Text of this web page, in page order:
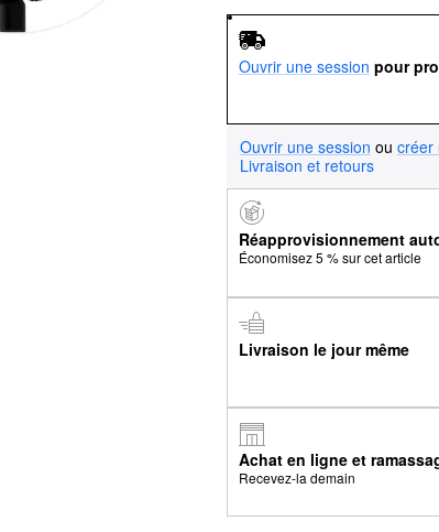
Ouvrir une session pour
Ouvrir une session ou créer
Livraison et retours
Réapprovisionnement
Économisez 5 % sur cet article
Livraison le jour même
Achat en ligne et
Recevez-la demain